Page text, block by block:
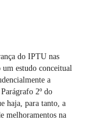
do IPTU nas
um estudo conceitual
a
2º do
haja, para tanto, a
melhoramentos na